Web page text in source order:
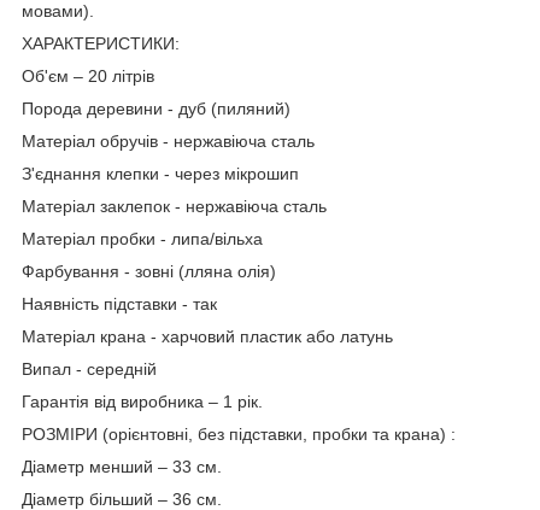
мовами).
ХАРАКТЕРИСТИКИ:
Об'єм – 20 літрів
Порода деревини - дуб (пиляний)
Матеріал обручів - нержавіюча сталь
З'єднання клепки - через мікрошип
Матеріал заклепок - нержавіюча сталь
Матеріал пробки - липа/вільха
Фарбування - зовні (лляна олія)
Наявність підставки - так
Матеріал крана - харчовий пластик або латунь
Випал - середній
Гарантія від виробника – 1 рік.
РОЗМІРИ (орієнтовні, без підставки, пробки та крана) :
Діаметр менший – 33 см.
Діаметр більший – 36 см.